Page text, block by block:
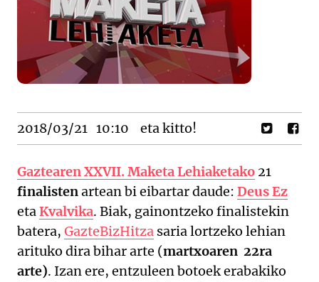
2018/03/21 10:10 eta kitto!
Gaztearen XXVII. Maketa Lehiaketako 21
finalistenartean bi eibartar daude: Deus Ez
etaKvalvika. Biak, gainontzeko finalistekin
batera, GazteBizHitza saria lortzeko lehian
arituko dira bihar arte (martxoaren 22ra
arte). Izan ere, entzuleen botoek erabakiko